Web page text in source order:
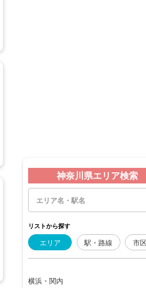
神奈川県エリア検索
リストから探す
エリア 駅・路線 市
横浜・関内